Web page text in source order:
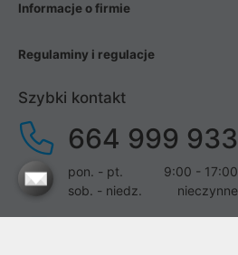
Informacje o firmie
Regulaminy i regulacje
Szybki kontakt
664 999 933
pon. - pt.
9:00 - 17:00
sob. - niedz.
nieczynne